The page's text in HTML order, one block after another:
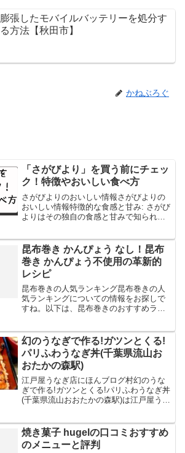
膨張したモバイルバッテリーを処分す
る方法【秋田市】
かねぶろぐ
「さがびより」を買う前にチェッ
ク！特徴やおいしい食べ方
さがびよりのおいしい情報さがびよりの
おいしい情報特徴的な食感と甘み: さがび
よりはその独自の食感と甘みで知られて
が広がります。耐病性と収量性: 佐賀県農
業試験研究センタ...
昆布巻き かんぴょう なし！昆布
巻き かんぴょう不使用の革新的
レシピ
昆布巻きの人気ランキング昆布巻きの人
気ランキングについての情報をお探しで
すね。以下は、昆布巻きのおすすめラン
ゃもの昆布巻き特選さけ、にしん、たら
こ昆布巻き3点セッ...
幻のうなぎで作る!ガツンとくる!
パリふわうなぎ丼(千葉県流山お
おたかの森駅)
江戸屋うなぎ店にほんブログ村幻のうな
ぎで作る!ガツンとくる!パリふわうなぎ丼
(千葉県流山おおたかの森駅)は江戸屋うな
Yukikazu Watabe(@yuki...
焼き菓子 hugelの口コミおすすめ
のメニューと評判